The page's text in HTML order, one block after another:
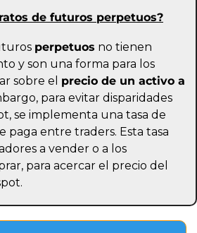
de futuros perpetuos?
perpetuos no tienen
y son una forma para los
sobre el precio de un activo a
para evitar disparidades
paga entre traders. Esta tasa
a vender o a los
para acercar el precio del